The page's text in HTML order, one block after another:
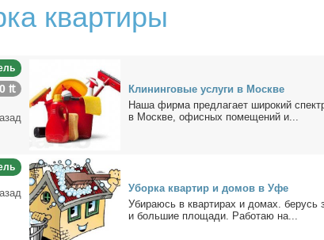
квартиры
₶
Кли­нин­го­вые услу­ги в Москве
На­ша фир­ма пред­ла­га­ет ши­ро­кий
в Москве, офис­ных по­ме­ще­ний и...
Убор­ка квар­тир и до­мов в Уфе
Уби­ра­юсь в квар­ти­рах и до­мах.
и боль­шие пло­ща­ди. Ра­бо­таю на...